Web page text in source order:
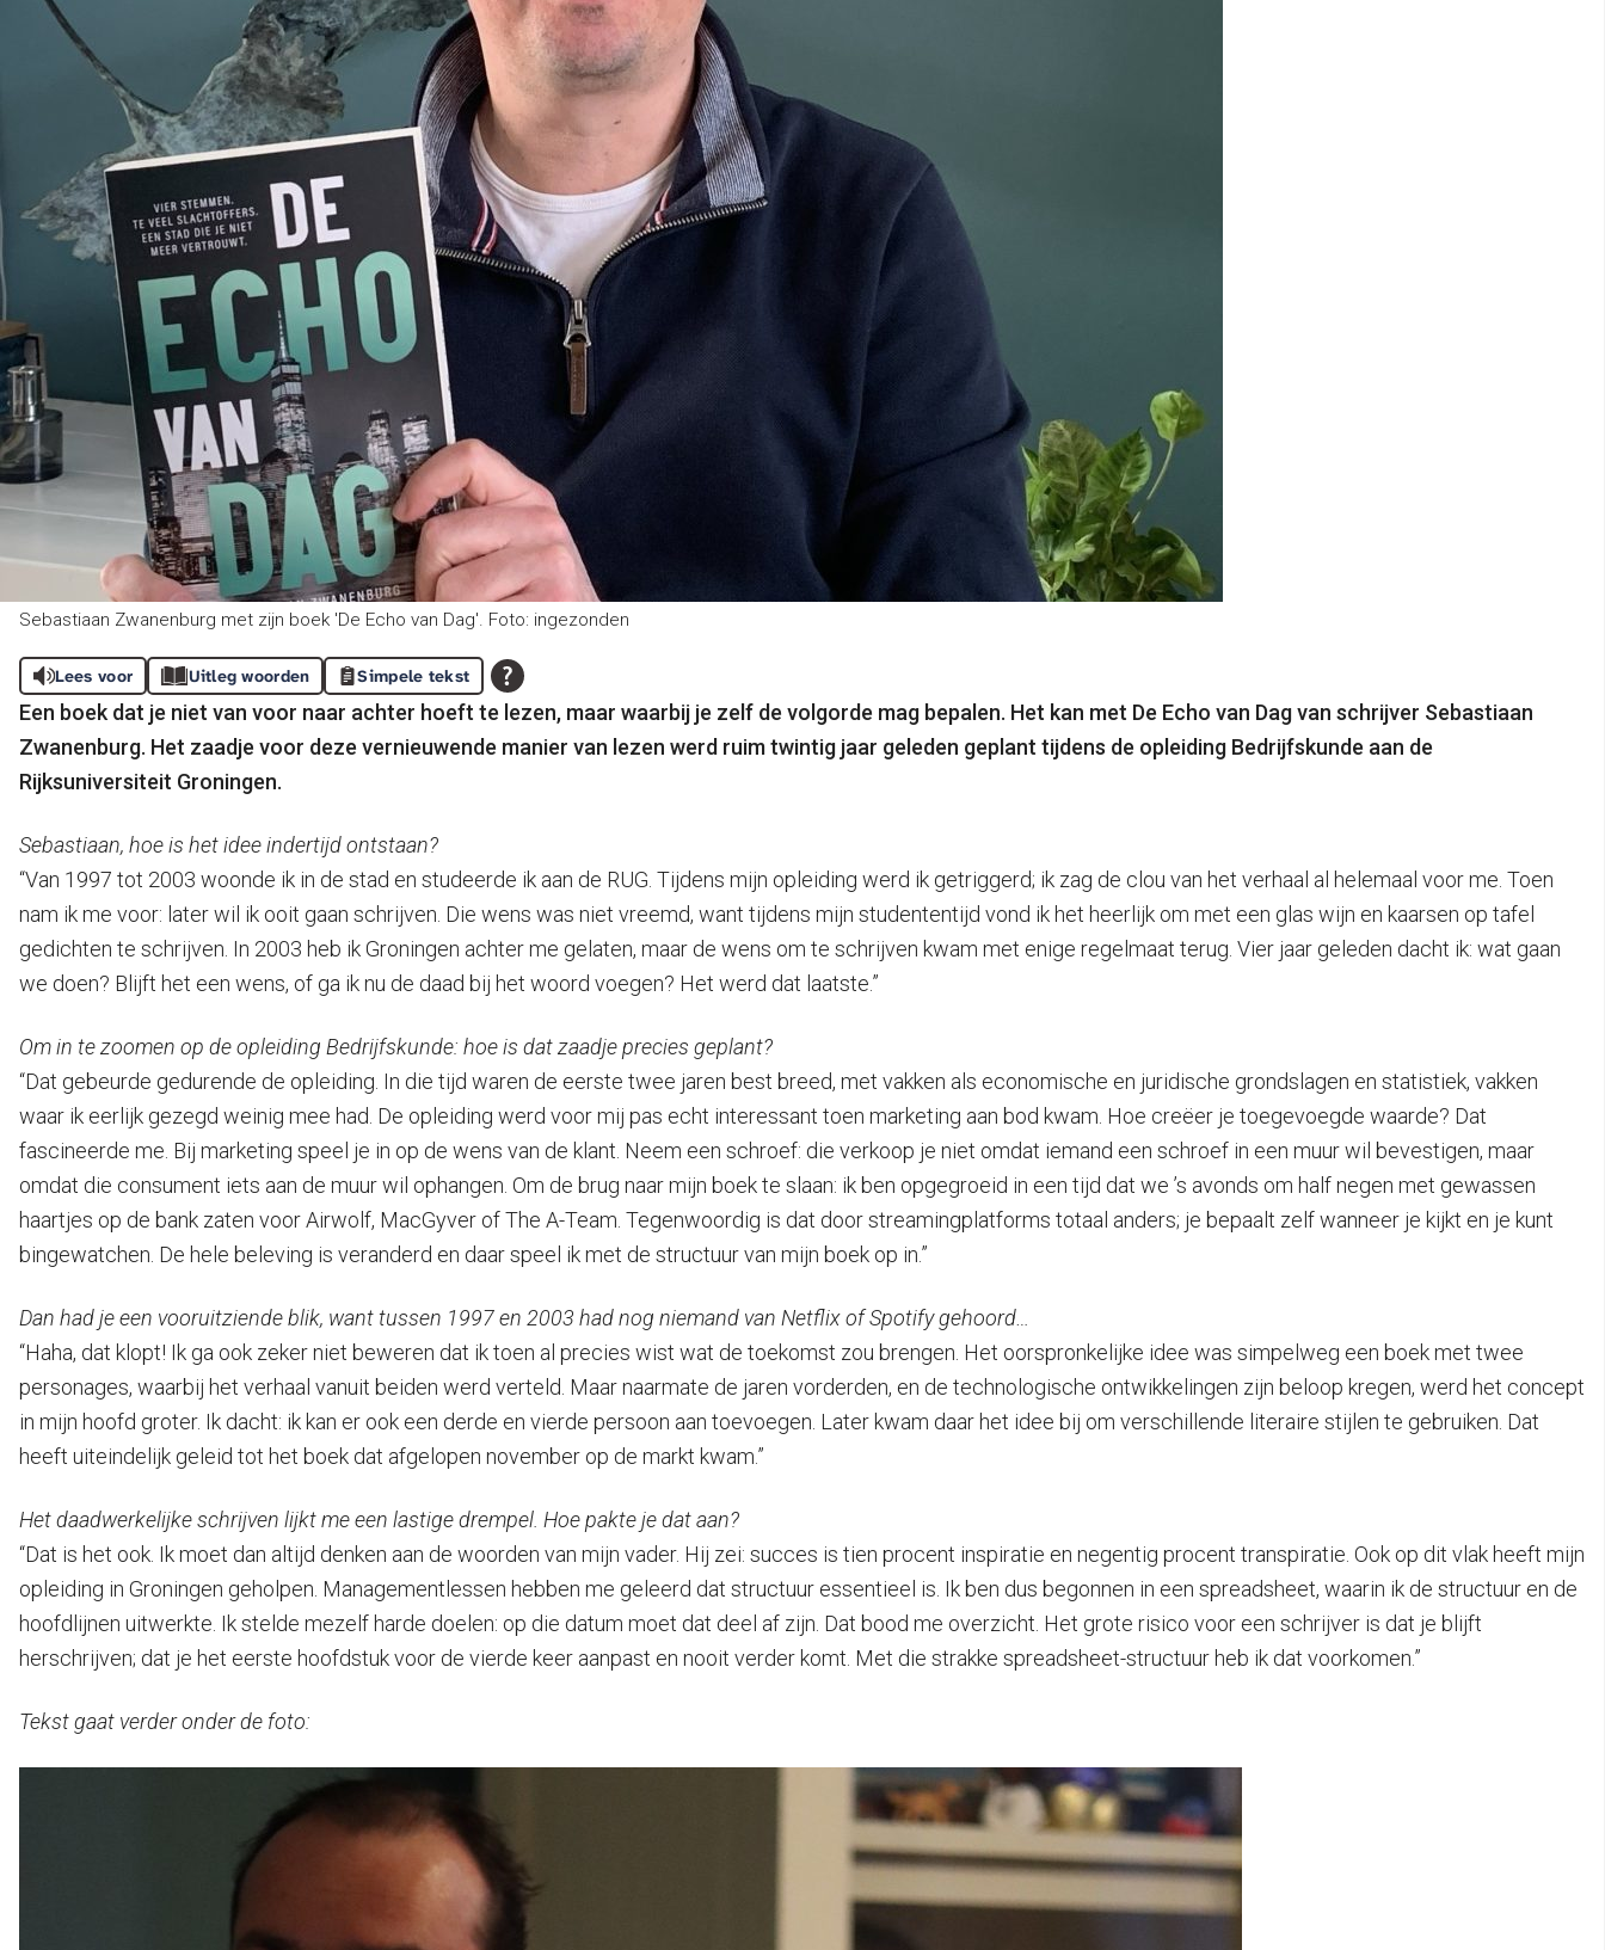
Sebastiaan Zwanenburg met zijn boek 'De Echo van Dag'. Foto: ingezonden
Lees voor Uitleg woorden Simpele tekst
Een boek dat je niet van voor naar achter hoeft te lezen, maar waarbij je zelf de volgorde mag bepalen. Het kan met De Echo van Dag van schrijver Sebastiaan
Zwanenburg. Het zaadje voor deze vernieuwende manier van lezen werd ruim twintig jaar geleden geplant tijdens de opleiding Bedrijfskunde aan de
Rijksuniversiteit Groningen.
Sebastiaan, hoe is het idee indertijd ontstaan?
“Van 1997 tot 2003 woonde ik in de stad en studeerde ik aan de RUG. Tijdens mijn opleiding werd ik getriggerd; ik zag de clou van het verhaal al helemaal voor me. Toen
nam ik me voor: later wil ik ooit gaan schrijven. Die wens was niet vreemd, want tijdens mijn studententijd vond ik het heerlijk om met een glas wijn en kaarsen op tafel
gedichten te schrijven. In 2003 heb ik Groningen achter me gelaten, maar de wens om te schrijven kwam met enige regelmaat terug. Vier jaar geleden dacht ik: wat gaan
we doen? Blijft het een wens, of ga ik nu de daad bij het woord voegen? Het werd dat laatste.”
Om in te zoomen op de opleiding Bedrijfskunde: hoe is dat zaadje precies geplant?
“Dat gebeurde gedurende de opleiding. In die tijd waren de eerste twee jaren best breed, met vakken als economische en juridische grondslagen en statistiek, vakken
waar ik eerlijk gezegd weinig mee had. De opleiding werd voor mij pas echt interessant toen marketing aan bod kwam. Hoe creëer je toegevoegde waarde? Dat
fascineerde me. Bij marketing speel je in op de wens van de klant. Neem een schroef: die verkoop je niet omdat iemand een schroef in een muur wil bevestigen, maar
omdat die consument iets aan de muur wil ophangen. Om de brug naar mijn boek te slaan: ik ben opgegroeid in een tijd dat we ’s avonds om half negen met gewassen
haartjes op de bank zaten voor Airwolf, MacGyver of The A-Team. Tegenwoordig is dat door streamingplatforms totaal anders; je bepaalt zelf wanneer je kijkt en je kunt
bingewatchen. De hele beleving is veranderd en daar speel ik met de structuur van mijn boek op in.”
Dan had je een vooruitziende blik, want tussen 1997 en 2003 had nog niemand van Netflix of Spotify gehoord…
“Haha, dat klopt! Ik ga ook zeker niet beweren dat ik toen al precies wist wat de toekomst zou brengen. Het oorspronkelijke idee was simpelweg een boek met twee
personages, waarbij het verhaal vanuit beiden werd verteld. Maar naarmate de jaren vorderden, en de technologische ontwikkelingen zijn beloop kregen, werd het concept
in mijn hoofd groter. Ik dacht: ik kan er ook een derde en vierde persoon aan toevoegen. Later kwam daar het idee bij om verschillende literaire stijlen te gebruiken. Dat
heeft uiteindelijk geleid tot het boek dat afgelopen november op de markt kwam.”
Het daadwerkelijke schrijven lijkt me een lastige drempel. Hoe pakte je dat aan?
“Dat is het ook. Ik moet dan altijd denken aan de woorden van mijn vader. Hij zei: succes is tien procent inspiratie en negentig procent transpiratie. Ook op dit vlak heeft mijn
opleiding in Groningen geholpen. Managementlessen hebben me geleerd dat structuur essentieel is. Ik ben dus begonnen in een spreadsheet, waarin ik de structuur en de
hoofdlijnen uitwerkte. Ik stelde mezelf harde doelen: op die datum moet dat deel af zijn. Dat bood me overzicht. Het grote risico voor een schrijver is dat je blijft
herschrijven; dat je het eerste hoofdstuk voor de vierde keer aanpast en nooit verder komt. Met die strakke spreadsheet-structuur heb ik dat voorkomen.”
Tekst gaat verder onder de foto: